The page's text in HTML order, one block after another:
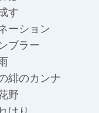
す
ーション
ブラー
緋のカンナ
野